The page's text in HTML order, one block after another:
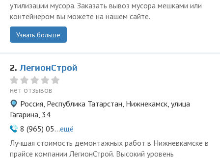
утилизации мусора. Заказать вывоз мусора мешками или
контейнером вы можете на нашем сайте.
Узнать больше
2. ЛегионСтрой
нет отзывов
Россия, Республика Татарстан, Нижнекамск, улица
Гагарина, 34
8 (965) 05...ещё
Лучшая стоимость демонтажных работ в Нижневкамске в
прайсе компании ЛегионСтрой. Высокий уровень